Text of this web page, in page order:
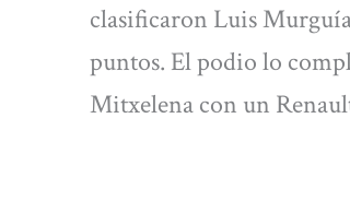
clasificaron Luis
puntos. El podio lo
Mitxelena con un